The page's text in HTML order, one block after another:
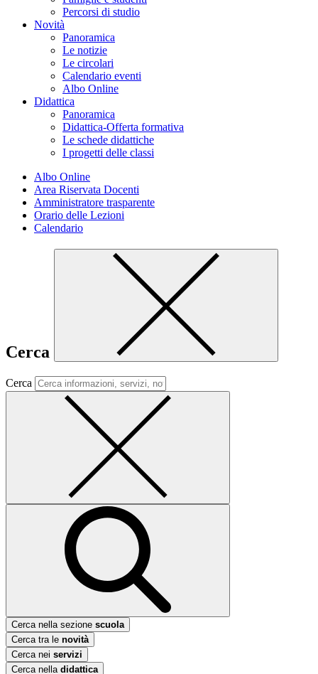
Percorsi di studio
Novità
Panoramica
Le notizie
Le circolari
Calendario eventi
Albo Online
Didattica
Panoramica
Didattica-Offerta formativa
Le schede didattiche
I progetti delle classi
Albo Online
Area Riservata Docenti
Amministratore trasparente
Orario delle Lezioni
Calendario
Cerca
Cerca
Cerca nella sezione scuola
Cerca tra le novità
Cerca nei servizi
Cerca nella didattica